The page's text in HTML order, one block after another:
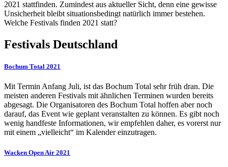
2021 stattfinden. Zumindest aus aktueller Sicht, denn eine gewisse
Unsicherheit bleibt situationsbedingt natürlich immer bestehen.
Welche Festivals finden 2021 statt?
Festivals Deutschland
Bochum Total 2021
Mit Termin Anfang Juli, ist das Bochum Total sehr früh dran. Die
meisten anderen Festivals mit ähnlichen Terminen wurden bereits
abgesagt. Die Organisatoren des Bochum Total hoffen aber noch
darauf, das Event wie geplant veranstalten zu können. Es gibt noch
wenig handfeste Informationen, wir empfehlen daher, es vorerst nur
mit einem „vielleicht“ im Kalender einzutragen.
Wacken Open Air 2021